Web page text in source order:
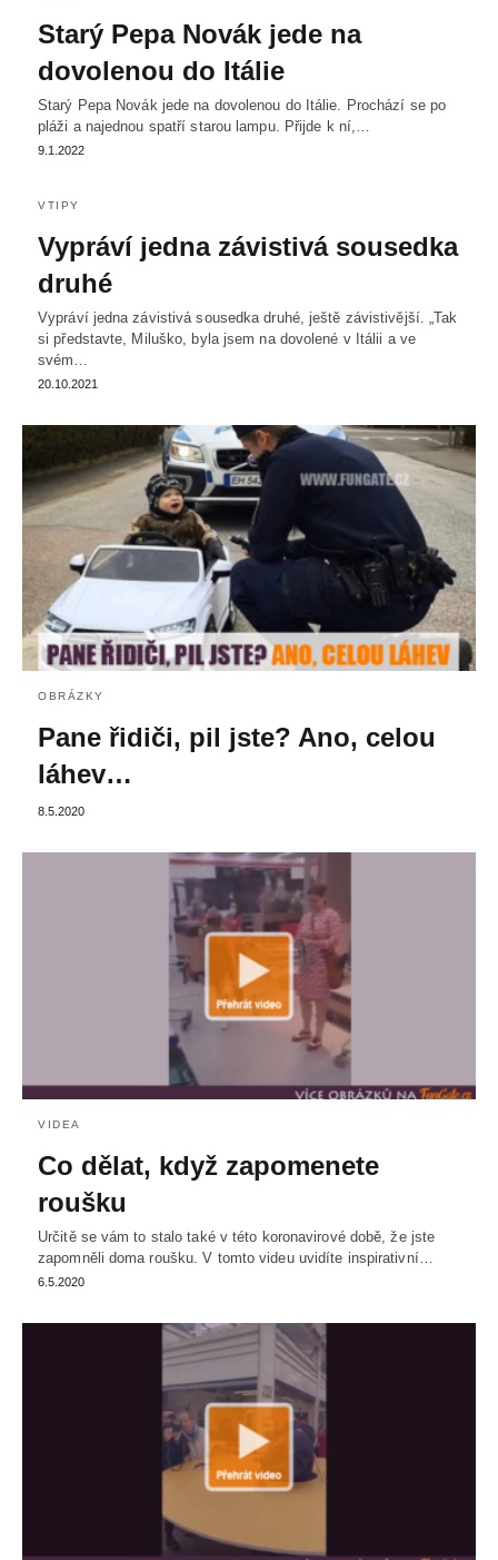
Starý Pepa Novák jede na
dovolenou do Itálie
Starý Pepa Novák jede na dovolenou do Itálie. Prochází se po
pláži a najednou spatří starou lampu. Přijde k ní,…
9.1.2022
VTIPY
Vypráví jedna závistivá sousedka
druhé
Vypráví jedna závistivá sousedka druhé, ještě závistivější. „Tak
si představte, Miluško, byla jsem na dovolené v Itálii a ve
svém…
20.10.2021
OBRÁZKY
Pane řidiči, pil jste? Ano, celou
láhev…
8.5.2020
VIDEA
Co dělat, když zapomenete
roušku
Určitě se vám to stalo také v této koronavirové době, že jste
zapomněli doma roušku. V tomto videu uvidíte inspirativní…
6.5.2020